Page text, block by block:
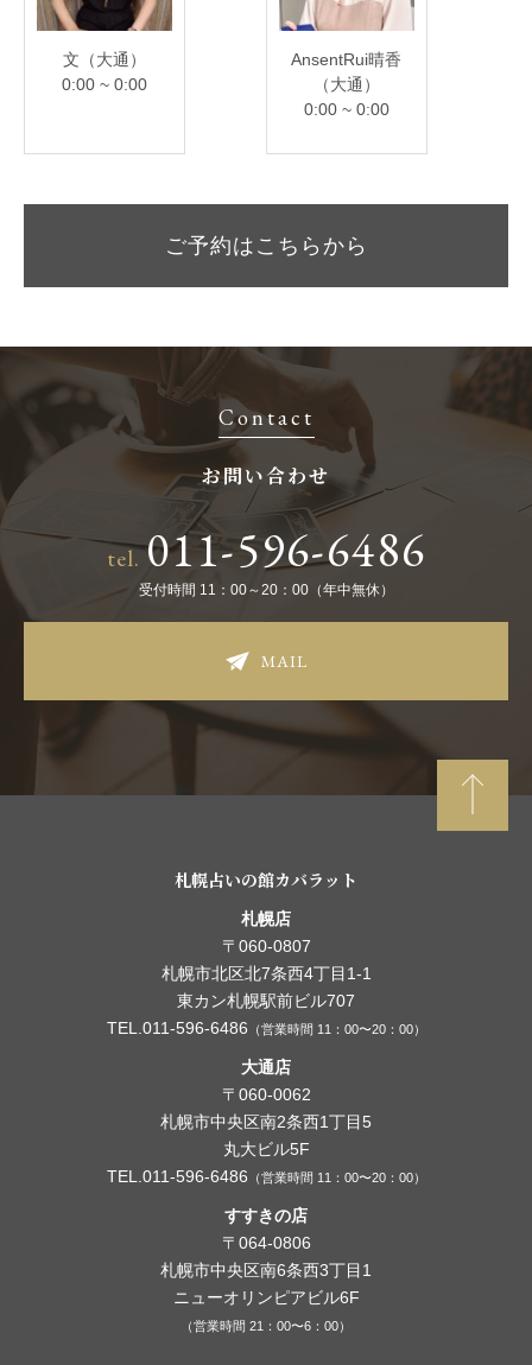
文（大通）
0:00 ~ 0:00
AnsentRui晴香
（大通）
0:00 ~ 0:00
ご予約はこちらから
Contact
お問い合わせ
tel.011-596-6486
受付時間 11：00～20：00（年中無休）
MAIL
札幌占いの館カバラット
札幌店
〒060-0807
札幌市北区北7条西4丁目1-1
東カン札幌駅前ビル707
TEL.011-596-6486 （営業時間 11：00〜20：00）
大通店
〒060-0062
札幌市中央区南2条西1丁目5
丸大ビル5F
TEL.011-596-6486 （営業時間 11：00〜20：00）
すすきの店
〒064-0806
札幌市中央区南6条西3丁目1
ニューオリンピアビル6F
（営業時間 21：00〜6：00）